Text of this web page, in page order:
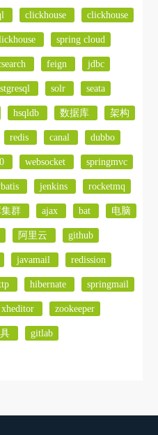
clickhouse clickhouse
spring cloud
feign jdbc
solr seata
hsqldb 数据库 架构
redis canal dubbo
websocket springmvc
jenkins rocketmq
群 ajax bat 电脑
阿里云 github
javamail redission
hibernate springmail
xheditor zookeeper
gitlab